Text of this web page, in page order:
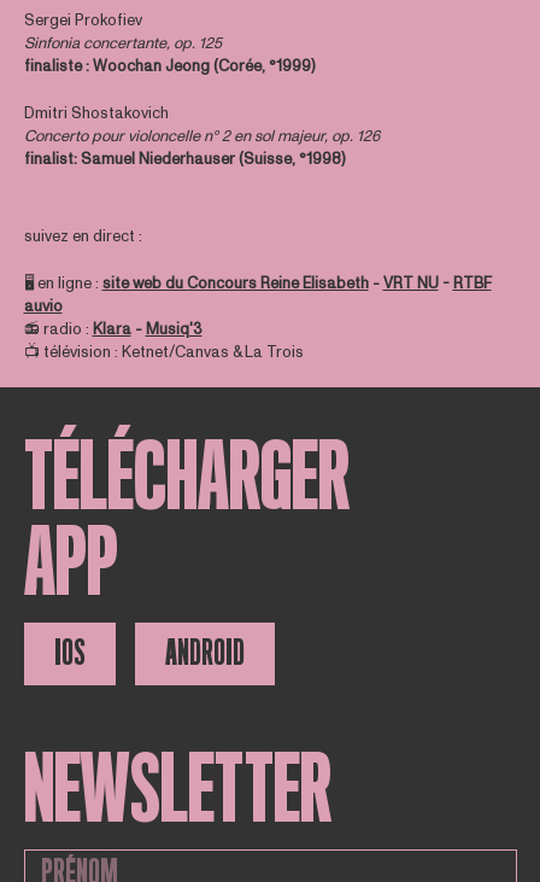
Sergei Prokofiev
Sinfonia concertante, op. 125
finaliste : Woochan Jeong (Corée, °1999)
Dmitri Shostakovich
Concerto pour violoncelle n° 2 en sol majeur, op. 126
finalist:Samuel Niederhauser (Suisse, °1998)
suivez en direct :
🖥️ en ligne : site web du Concours Reine Elisabeth-VRT NU-RTBF
auvio
📻 radio : Klara-Musiq'3
📺 télévision : Ketnet/Canvas & La Trois
TÉLÉCHARGER
APP
IOS ANDROID
NEWSLETTER